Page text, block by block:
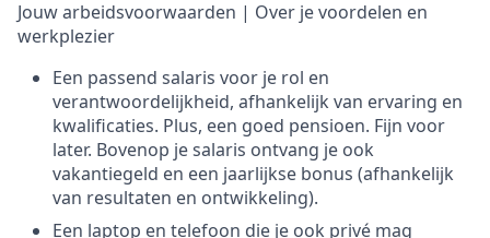
Jouw arbeidsvoorwaarden | Over je voordelen en
werkplezier
Een passend salaris voor je rol en
verantwoordelijkheid, afhankelijk van ervaring en
kwalificaties. Plus, een goed pensioen. Fijn voor
later. Bovenop je salaris ontvang je ook
vakantiegeld en een jaarlijkse bonus (afhankelijk
van resultaten en ontwikkeling).
Een laptop en telefoon die je ook privé mag